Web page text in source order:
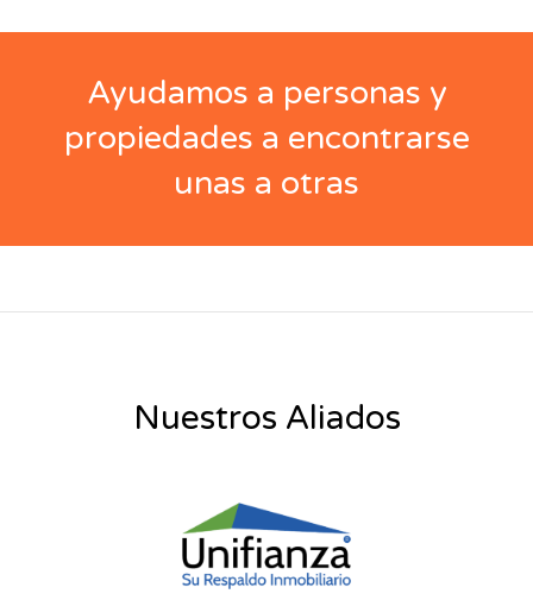
Ayudamos a personas y
propiedades a encontrarse
unas a otras
Nuestros Aliados